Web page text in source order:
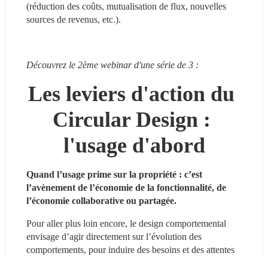
(réduction des coûts, mutualisation de flux, nouvelles
sources de revenus, etc.).
Découvrez le 2ème webinar d'une série de 3 :
Les leviers d'action du
Circular Design :
l'usage d'abord
Quand l’usage prime sur la propriété : c’est
l’avènement de l’économie de la fonctionnalité, de
l’économie collaborative ou partagée.
Pour aller plus loin encore, le design comportemental
envisage d’agir directement sur l’évolution des
comportements, pour induire des besoins et des attentes